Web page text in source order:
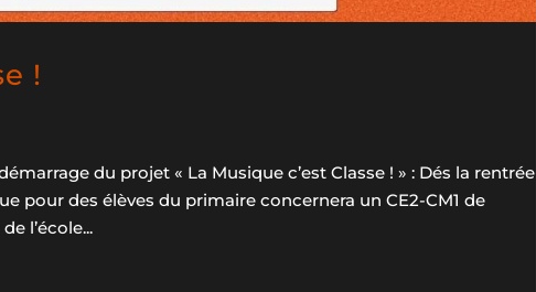
!
du projet « La Musique c’est Classe ! » : Dés la rentrée
pour des élèves du primaire concernera un CE2-CM1 de
l’école...